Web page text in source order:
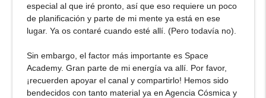
especial al que iré pronto, así que eso requiere un poco
de planificación y parte de mi mente ya está en ese
lugar. Ya os contaré cuando esté allí. (Pero todavía no).
Sin embargo, el factor más importante es Space
Academy. Gran parte de mi energía va allí. Por favor,
¡recuerden apoyar el canal y compartirlo! Hemos sido
bendecidos con tanto material ya en Agencia Cósmica y